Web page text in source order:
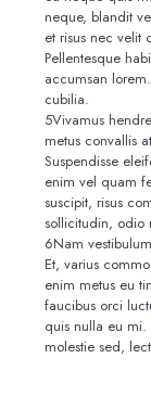
neque, blandit
et risus nec velit
Pellentesque
accumsan
cubilia.
5Vivamus
metus convallis
Suspendisse
enim vel quam
suscipit, risus
sollicitudin, odio
6Nam vestibulum
Et, varius
enim metus eu
faucibus orci
quis nulla eu mi.
molestie sed,